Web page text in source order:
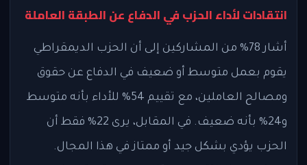
انتقادات لأداء الحزب في الدفاع عن الطبقة العاملة
أشار 78% من المشاركين إلى أن الحزب الديمقراطي
يقوم بعمل متوسط أو ضعيف في الدفاع عن حقوق
ومصالح العاملين، مع تقييم 54% للأداء بأنه متوسط
و24% بأنه ضعيف. في المقابل، يرى 22% فقط أن
الحزب يؤدي بشكل جيد أو ممتاز في هذا المجال.